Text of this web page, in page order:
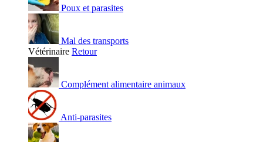
Poux et parasites
Mal des transports
Vétérinaire Retour
Complément alimentaire animaux
Anti-parasites